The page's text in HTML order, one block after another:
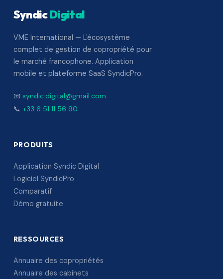
SyndicDigital
VME International — L'écosystème
complet de gestion de copropriété pour
le marché francophone. Application
mobile et plateforme SaaS SyndicPro.
📧 syndic.digital@gmail.com
📞 +33 6 51 11 56 90
PRODUITS
Application Syndic Digital
Logiciel SyndicPro
Comparatif
Démo gratuite
RESSOURCES
Annuaire des copropriétés
Annuaire des cabinets